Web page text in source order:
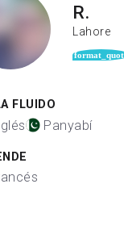
R.
Lahore
FLUIDO
Panyabí